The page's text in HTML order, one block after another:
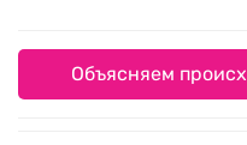
Объясняем